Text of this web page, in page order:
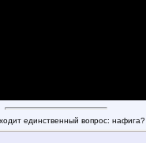
единственный вопрос: нафига?